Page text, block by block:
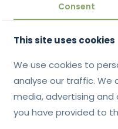
Consent
This site uses cookies
We use cookies to
analyse our traffic. We
media, advertising
you have provided to